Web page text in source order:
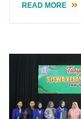
READ MORE